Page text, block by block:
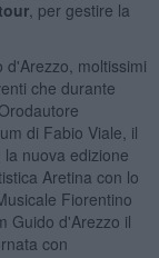
, per gestire la
moltissimi
che durante
di Fabio Viale, il
nuova edizione
Aretina con lo
Fiorentino
Guido d'Arezzo il
con